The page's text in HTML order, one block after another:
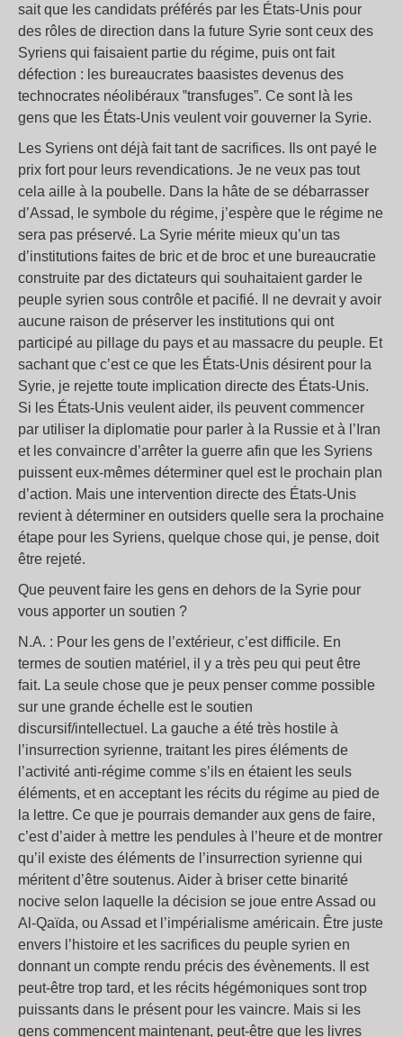
sait que les candidats préférés par les États-Unis pour
des rôles de direction dans la future Syrie sont ceux des
Syriens qui faisaient partie du régime, puis ont fait
défection : les bureaucrates baasistes devenus des
technocrates néolibéraux ‟transfuges”. Ce sont là les
gens que les États-Unis veulent voir gouverner la Syrie.
Les Syriens ont déjà fait tant de sacrifices. Ils ont payé le
prix fort pour leurs revendications. Je ne veux pas tout
cela aille à la poubelle. Dans la hâte de se débarrasser
d’Assad, le symbole du régime, j’espère que le régime ne
sera pas préservé. La Syrie mérite mieux qu’un tas
d’institutions faites de bric et de broc et une bureaucratie
construite par des dictateurs qui souhaitaient garder le
peuple syrien sous contrôle et pacifié. Il ne devrait y avoir
aucune raison de préserver les institutions qui ont
participé au pillage du pays et au massacre du peuple. Et
sachant que c’est ce que les États-Unis désirent pour la
Syrie, je rejette toute implication directe des États-Unis.
Si les États-Unis veulent aider, ils peuvent commencer
par utiliser la diplomatie pour parler à la Russie et à l’Iran
et les convaincre d’arrêter la guerre afin que les Syriens
puissent eux-mêmes déterminer quel est le prochain plan
d’action. Mais une intervention directe des États-Unis
revient à déterminer en outsiders quelle sera la prochaine
étape pour les Syriens, quelque chose qui, je pense, doit
être rejeté.
Que peuvent faire les gens en dehors de la Syrie pour
vous apporter un soutien ?
N.A. : Pour les gens de l’extérieur, c’est difficile. En
termes de soutien matériel, il y a très peu qui peut être
fait. La seule chose que je peux penser comme possible
sur une grande échelle est le soutien
discursif/intellectuel. La gauche a été très hostile à
l’insurrection syrienne, traitant les pires éléments de
l’activité anti-régime comme s’ils en étaient les seuls
éléments, et en acceptant les récits du régime au pied de
la lettre. Ce que je pourrais demander aux gens de faire,
c’est d’aider à mettre les pendules à l’heure et de montrer
qu’il existe des éléments de l’insurrection syrienne qui
méritent d’être soutenus. Aider à briser cette binarité
nocive selon laquelle la décision se joue entre Assad ou
Al-Qaïda, ou Assad et l’impérialisme américain. Être juste
envers l’histoire et les sacrifices du peuple syrien en
donnant un compte rendu précis des évènements. Il est
peut-être trop tard, et les récits hégémoniques sont trop
puissants dans le présent pour les vaincre. Mais si les
gens commencent maintenant, peut-être que les livres